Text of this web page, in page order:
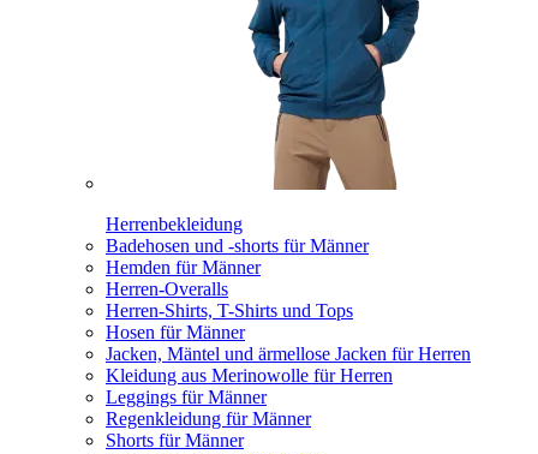
Herrenbekleidung
Badehosen und -shorts für Männer
Hemden für Männer
Herren-Overalls
Herren-Shirts, T-Shirts und Tops
Hosen für Männer
Jacken, Mäntel und ärmellose Jacken für Herren
Kleidung aus Merinowolle für Herren
Leggings für Männer
Regenkleidung für Männer
Shorts für Männer